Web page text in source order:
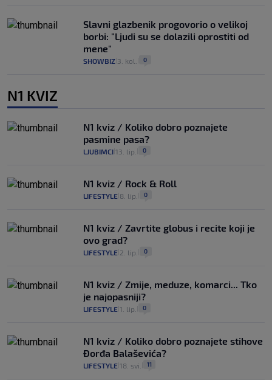
Slavni glazbenik progovorio o velikoj
borbi: "Ljudi su se dolazili oprostiti od
mene"
SHOWBIZ 3. kol. 0
N1 KVIZ
N1 kviz / Koliko dobro poznajete
pasmine pasa?
LJUBIMCI 13. lip. 0
N1 kviz / Rock & Roll
LIFESTYLE 8. lip. 0
N1 kviz / Zavrtite globus i recite koji je
ovo grad?
LIFESTYLE 2. lip. 0
N1 kviz / Zmije, meduze, komarci... Tko
je najopasniji?
LIFESTYLE 1. lip. 0
N1 kviz / Koliko dobro poznajete stihove
Đorđa Balaševića?
LIFESTYLE 18. svi. 11